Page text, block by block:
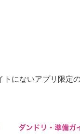
にないアプリ限定